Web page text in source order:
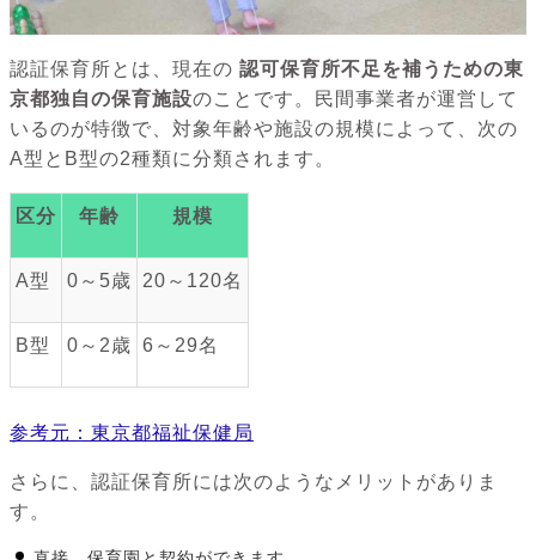
認証保育所とは、現在の 認可保育所不足を補うための東
京都独自の保育施設のことです。民間事業者が運営して
いるのが特徴で、対象年齢や施設の規模によって、次の
A型とB型の2種類に分類されます。
区分 年齢 規模
A型 0～5歳 20～120名
B型 0～2歳 6～29名
参考元：東京都福祉保健局
さらに、認証保育所には次のようなメリットがありま
す。